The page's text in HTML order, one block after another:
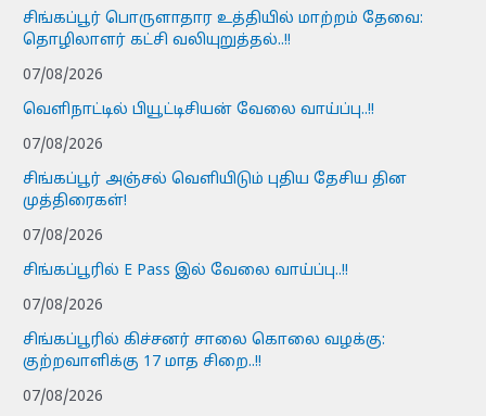
சிங்கப்பூர் பொருளாதார உத்தியில் மாற்றம் தேவை:
தொழிலாளர் கட்சி வலியுறுத்தல்..!!
07/08/2026
வெளிநாட்டில் பியூட்டிசியன் வேலை வாய்ப்பு..!!
07/08/2026
சிங்கப்பூர் அஞ்சல் வெளியிடும் புதிய தேசிய தின
முத்திரைகள்!
07/08/2026
சிங்கப்பூரில் E Pass இல் வேலை வாய்ப்பு..!!
07/08/2026
சிங்கப்பூரில் கிச்சனர் சாலை கொலை வழக்கு:
குற்றவாளிக்கு 17 மாத சிறை..!!
07/08/2026